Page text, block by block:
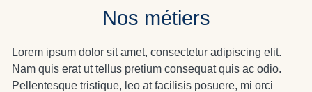
Nos métiers
Lorem ipsum dolor sit amet, consectetur adipiscing elit.
Nam quis erat ut tellus pretium consequat quis ac odio.
Pellentesque tristique, leo at facilisis posuere, mi orci